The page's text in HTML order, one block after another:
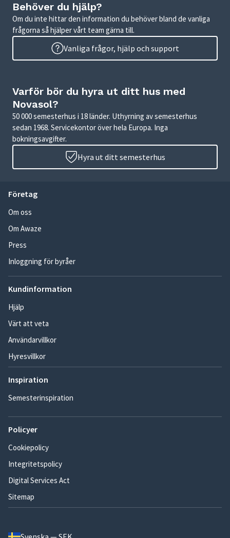
Behöver du hjälp?
Om du inte hittar den information du behöver bland de vanliga
frågorna så hjälper vårt team gärna till.
Vanliga frågor, hjälp och support
Varför bör du hyra ut ditt hus med
Novasol?
50 000 semesterhus i 18 länder. Uthyrning av semesterhus
sedan 1968. Servicekontor över hela Europa. Inga
bokningsavgifter.
Hyra ut ditt semesterhus
Företag
Om oss
Om Awaze
Press
Inloggning för byråer
Kundinformation
Hjälp
Värt att veta
Användarvillkor
Hyresvillkor
Inspiration
Semesterinspiration
Policyer
Cookiepolicy
Integritetspolicy
Digital Services Act
Sitemap